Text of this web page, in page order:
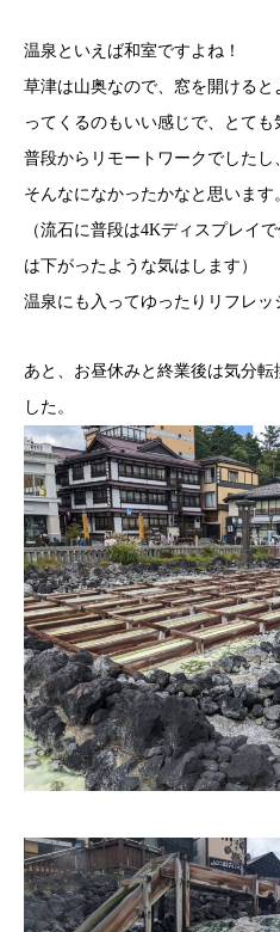
温泉といえば和室ですよね！
草津は山奥なので、窓を開ける
ってくるのもいい感じで、とても
普段からリモートワークでした
そんなになかったかなと思います
（流石に普段は4Kディスプレイ
は下がったような気はします）
温泉にも入ってゆったりリフレッ
あと、お昼休みと終業後は気分
した。